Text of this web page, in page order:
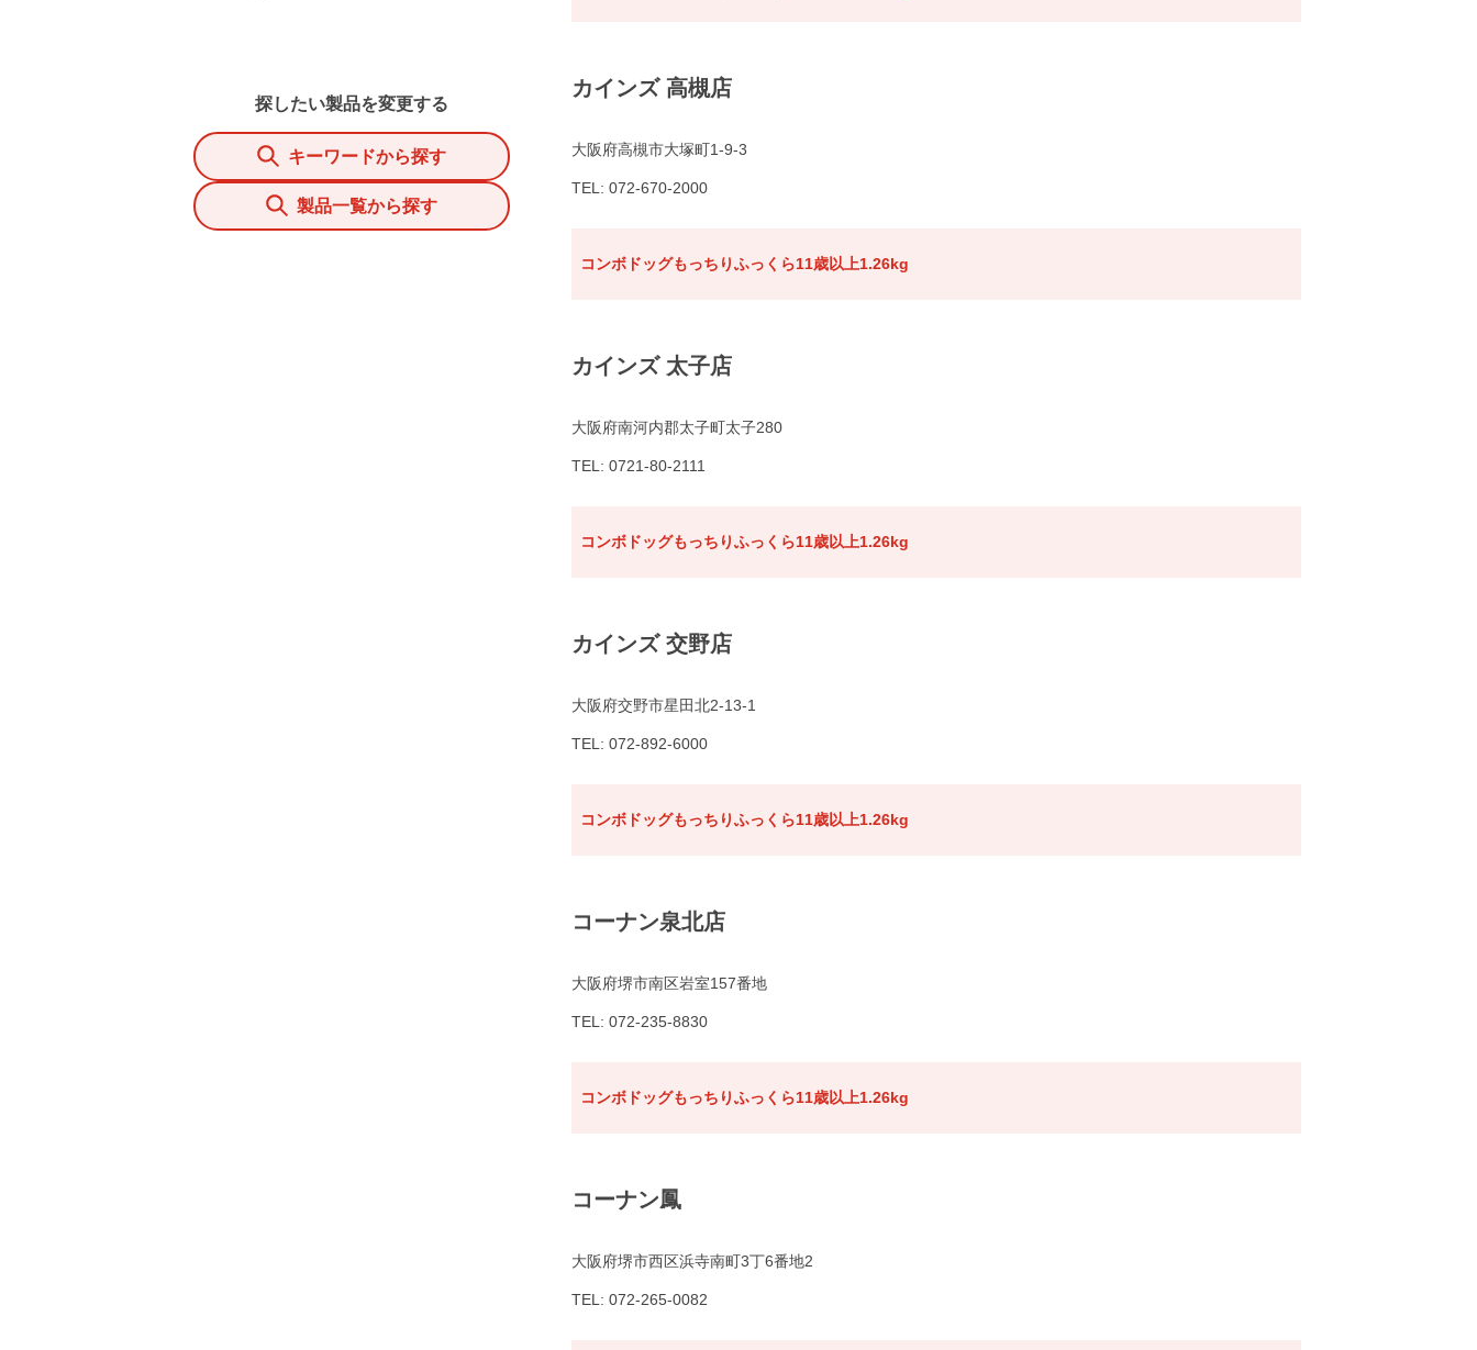
探したい製品を変更する
キーワードから探す
製品一覧から探す
カインズ 高槻店
大阪府高槻市大塚町1-9-3
TEL: 072-670-2000
コンボドッグもっちりふっくら11歳以上1.26kg
カインズ 太子店
大阪府南河内郡太子町太子280
TEL: 0721-80-2111
コンボドッグもっちりふっくら11歳以上1.26kg
カインズ 交野店
大阪府交野市星田北2-13-1
TEL: 072-892-6000
コンボドッグもっちりふっくら11歳以上1.26kg
コーナン泉北店
大阪府堺市南区岩室157番地
TEL: 072-235-8830
コンボドッグもっちりふっくら11歳以上1.26kg
コーナン鳳
大阪府堺市西区浜寺南町3丁6番地2
TEL: 072-265-0082